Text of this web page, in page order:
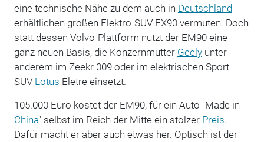
eine technische Nähe zu dem auch in Deutschland
erhältlichen großen Elektro-SUV EX90 vermuten. Doch
statt dessen Volvo-Plattform nutzt der EM90 eine
ganz neuen Basis, die Konzernmutter Geelyunter
anderem im Zeekr 009 oder im elektrischen Sport-
SUV Lotus Eletre einsetzt.
105.000 Euro kostet der EM90, für ein Auto "Made in
China" selbst im Reich der Mitte ein stolzer Preis.
Dafür macht er aber auch etwas her. Optisch ist der